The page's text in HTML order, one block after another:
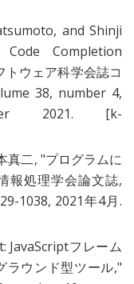
, andShinji
Completion
トウェア科学会誌コ
38, number 4,
2021. [k-
真二, "プログラムに
報処理学会論文誌,
1038, 2021年4月.
JavaScriptフレーム
ラウンド型ツール,"